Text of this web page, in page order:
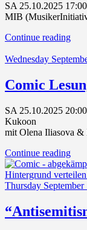
SA 25.10.2025 17:00
MIB
Continue reading
Wednesday
Comic
SA 25.10.2025 20:00
Kukoon
mit Olena Iliasova &
Continue reading
Thursday